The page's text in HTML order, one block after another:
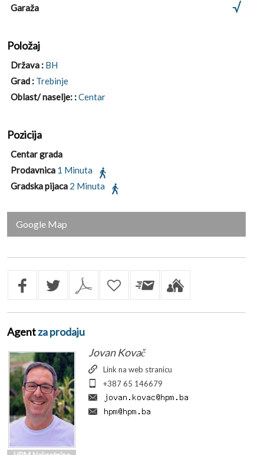
Garaža
Položaj
Država : BH
Grad : Trebinje
Oblast/ naselje: :Centar
Pozicija
Centar grada
Prodavnica 1 Minuta
Gradska pijaca 2 Minuta
Google Map
Agentza prodaju
Jovan Kovač
Link na web stranicu
+387 65 146679